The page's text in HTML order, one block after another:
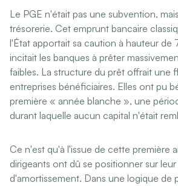
Le PGE n'était pas une subvention,
trésorerie. Cet emprunt bancaire
l'État apportait sa caution à hauteur de
incitait les banques à prêter
faibles. La structure du prêt offrait une
entreprises bénéficiaires. Elles ont pu
première « année blanche », une
durant laquelle aucun capital n'était
Ce n'est qu'à l'issue de cette première
dirigeants ont dû se positionner sur leur
d'amortissement. Dans une logique de